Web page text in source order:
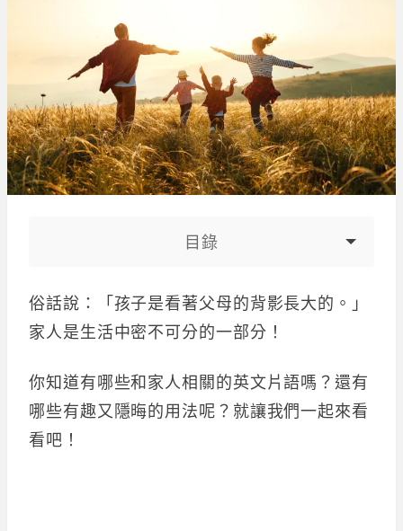
目錄
俗話說：「孩子是看著父母的背影長大的。」
家人是生活中密不可分的一部分！
你知道有哪些和家人相關的英文片語嗎？還有
哪些有趣又隱晦的用法呢？就讓我們一起來看
看吧！